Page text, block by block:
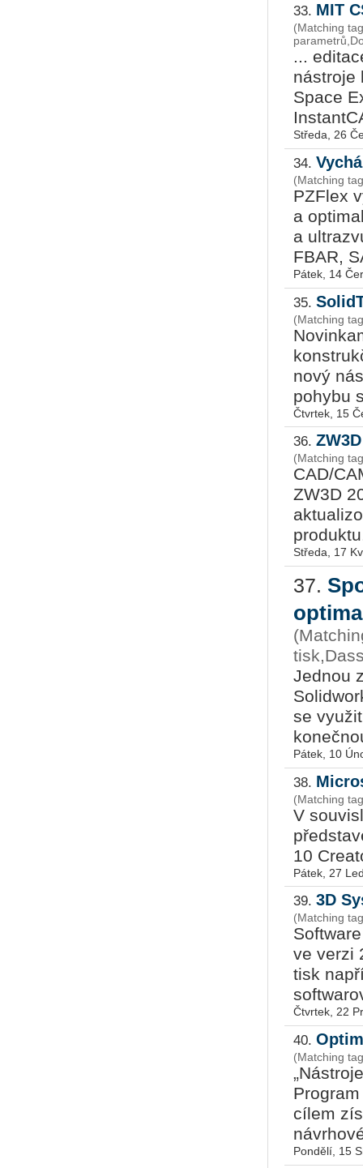
33. MIT
(Matching
...
nástroje
Space
Středa, 26
34.
(Matching
PZFlex
a
a
FBAR,
Pátek, 14
35.
(Matching
nový
pohybu
Čtvrtek, 15
36.
(Matching
CAD/
ZW3D
Středa, 17
37.
Jednou
se
Pátek, 10
38.
(Matching
V
10
Pátek, 27
39. 3D
(Matching
ve verzi
tisk
Čtvrtek, 22
40.
(Matching
cílem
Pondělí, 15